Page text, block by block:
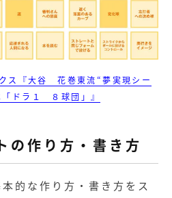
ス『大谷 花巻東流“夢実現シー
ドラ１ ８球団」』
の作り方・書き方
的な作り方・書き方をス